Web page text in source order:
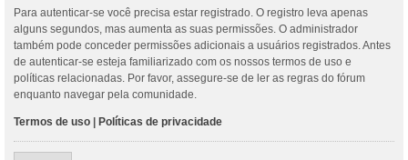
Para autenticar-se você precisa estar registrado. O registro leva apenas
alguns segundos, mas aumenta as suas permissões. O administrador
também pode conceder permissões adicionais a usuários registrados. Antes
de autenticar-se esteja familiarizado com os nossos termos de uso e
políticas relacionadas. Por favor, assegure-se de ler as regras do fórum
enquanto navegar pela comunidade.
Termos de uso Políticas de privacidade